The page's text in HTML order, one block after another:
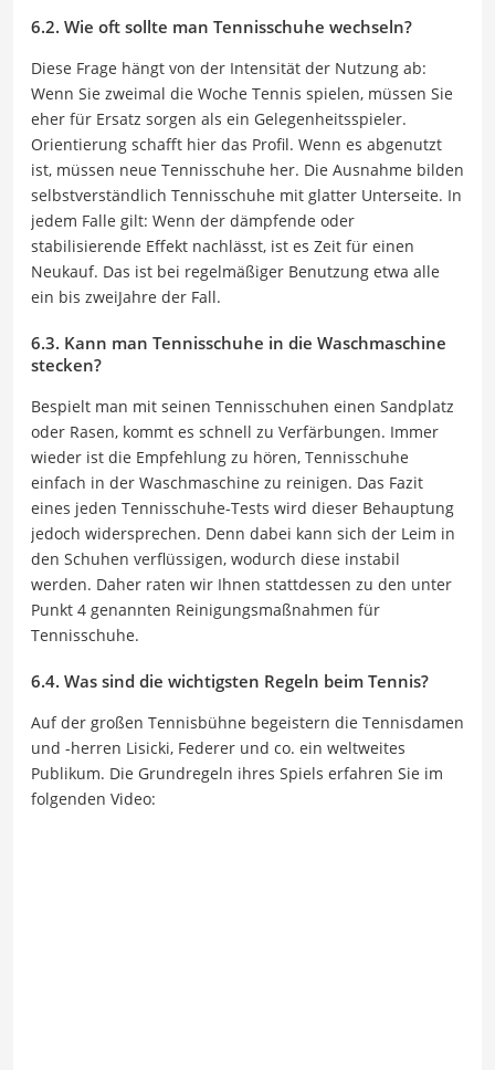
6.2. Wie oft sollte man Tennisschuhe wechseln?
Diese Frage hängt von der Intensität der Nutzung ab:
Wenn Sie zweimal die Woche Tennis spielen, müssen Sie
eher für Ersatz sorgen als ein Gelegenheitsspieler.
Orientierung schafft hier das Profil. Wenn es abgenutzt
ist, müssen neue Tennisschuhe her. Die Ausnahme bilden
selbstverständlich Tennisschuhe mit glatter Unterseite. In
jedem Falle gilt: Wenn der dämpfende oder
stabilisierende Effekt nachlässt, ist es Zeit für einen
Neukauf. Das ist bei regelmäßiger Benutzung etwa alle
ein bis zweiJahre der Fall.
6.3. Kann man Tennisschuhe in die Waschmaschine
stecken?
Bespielt man mit seinen Tennisschuhen einen Sandplatz
oder Rasen, kommt es schnell zu Verfärbungen. Immer
wieder ist die Empfehlung zu hören, Tennisschuhe
einfach in der Waschmaschine zu reinigen. Das Fazit
eines jeden Tennisschuhe-Tests wird dieser Behauptung
jedoch widersprechen. Denn dabei kann sich der Leim in
den Schuhen verflüssigen, wodurch diese instabil
werden. Daher raten wir Ihnen stattdessen zu den unter
Punkt 4 genannten Reinigungsmaßnahmen für
Tennisschuhe.
6.4. Was sind die wichtigsten Regeln beim Tennis?
Auf der großen Tennisbühne begeistern die Tennisdamen
und -herren Lisicki, Federer und co. ein weltweites
Publikum. Die Grundregeln ihres Spiels erfahren Sie im
folgenden Video: